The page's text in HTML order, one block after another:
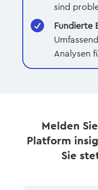
sind

Fundierte
Analysen
Melden
Platform
Sie